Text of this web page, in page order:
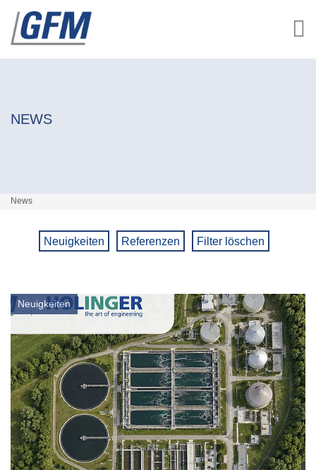
NEWS
News
Neuigkeiten Referenzen Filter löschen
Neuigkeiten